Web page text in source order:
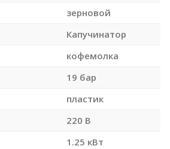
зерновой
Капучинатор
кофемолка
19 бар
пластик
220 В
1.25 кВт